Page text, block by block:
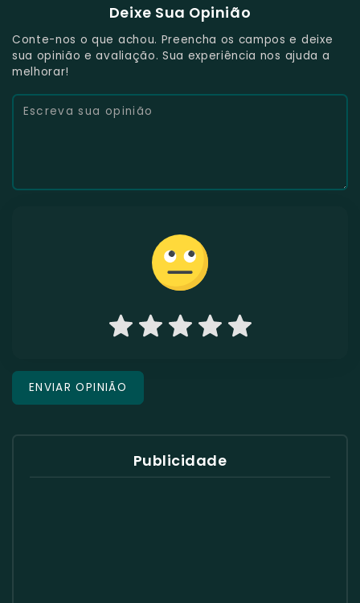
Deixe Sua Opinião
Conte-nos o que achou. Preencha os campos e deixe
sua opinião e avaliação. Sua experiência nos ajuda a
melhorar!
Publicidade